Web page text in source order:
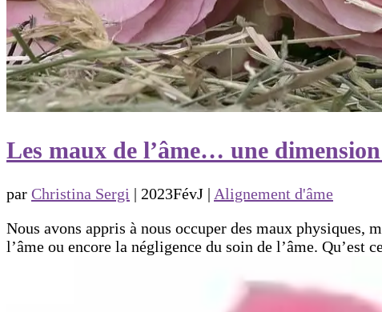
Les maux de l’âme… une
par Christina Sergi | 2023FévJ | Alignement d'âme
Nous avons appris à nous occuper des maux
l’âme ou encore la négligence du soin de l’âme. Qu’est